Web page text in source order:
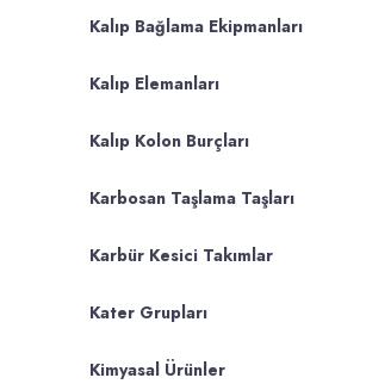
Kalıp Bağlama Ekipmanları
Kalıp Elemanları
Kalıp Kolon Burçları
Karbosan Taşlama Taşları
Karbür Kesici Takımlar
Kater Grupları
Kimyasal Ürünler